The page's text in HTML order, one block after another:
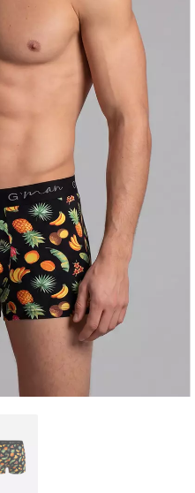
Велосипедки з високою
талією TRACKS 01
(чорний) Giulia
384 грн.549 грн.